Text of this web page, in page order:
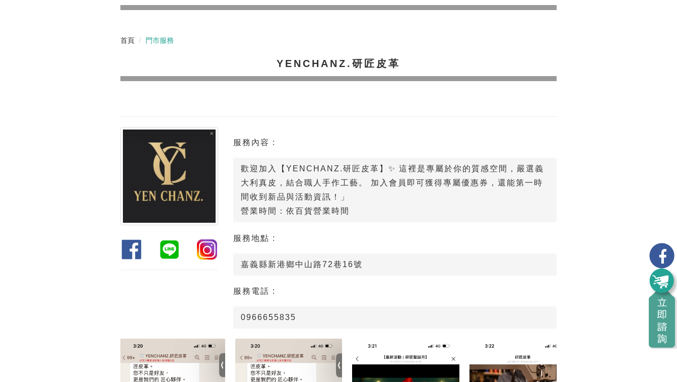
首頁 門市服務
YENCHANZ.研匠皮革
服務內容 :
歡迎加入【YENCHANZ.研匠皮革】✨ 這裡是專屬於你的質感空間，嚴選義
大利真皮，結合職人手作工藝。 加入會員即可獲得專屬優惠券，還能第一時
間收到新品與活動資訊！」
營業時間：依百貨營業時間
服務地點 :
嘉義縣新港鄉中山路72巷16號
服務電話 :
0966655835